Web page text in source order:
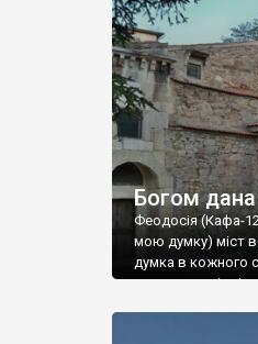
Богом
Феодосія (Кафа-
мою думку) міст
думка в кожного
запрошую